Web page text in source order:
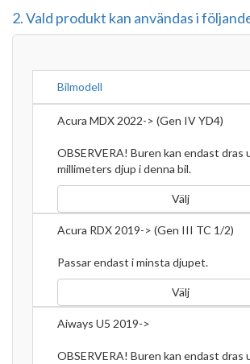
2. Vald produkt kan användas i
Bilmodell
Acura MDX 2022-> (Gen IV YD4)
OBSERVERA! Buren kan endast dras
millimeters djup i denna bil.
Välj
Acura RDX 2019-> (Gen III TC 1/2)
Passar endast i minsta djupet.
Välj
Aiways U5 2019->
OBSERVERA! Buren kan endast dras